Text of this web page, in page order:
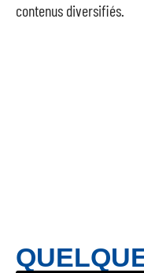
contenus diversifiés.